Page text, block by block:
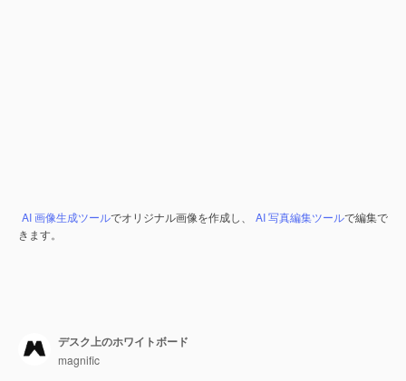
AI 画像生成ツールでオリジナル画像を作成し、 AI 写真編集ツールで編集で
きます。
デスク上のホワイトボード
magnific